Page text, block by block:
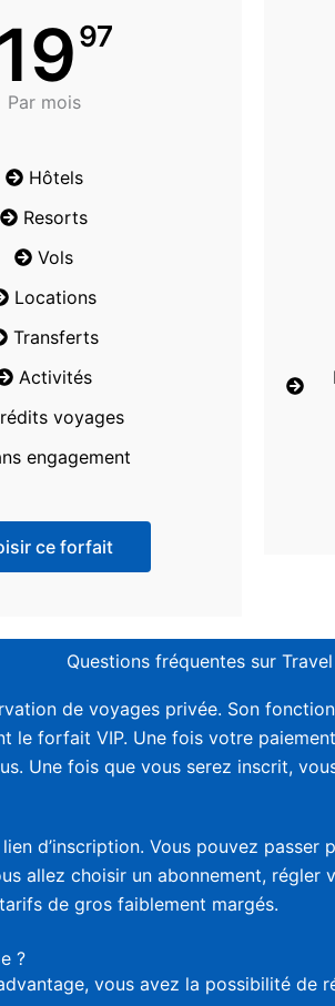
1997
Par mois
Hôtels
Resorts
Vols
Locations
Transferts
Activités
voyages
engagement
ce forfait
Questions fréquentes sur
de voyages privée. Son
le forfait VIP. Une fois votre
Une fois que vous serez inscrit,
d’inscription. Vous pouvez
allez choisir un abonnement,
de gros faiblement margés.
?
vous avez la possibilité de